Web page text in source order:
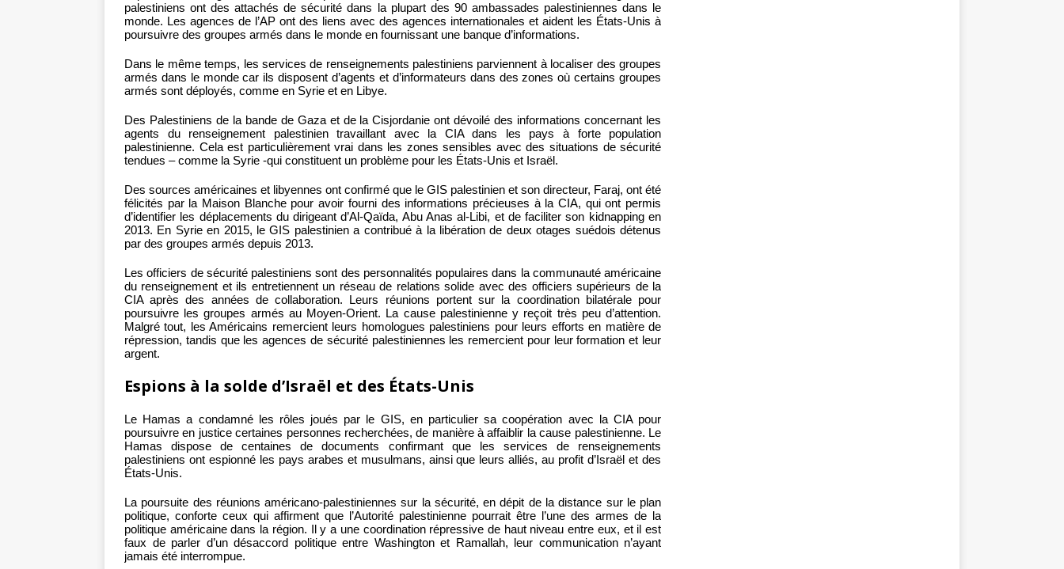
palestiniens ont des attachés de sécurité dans la plupart des 90 ambassades palestiniennes dans le
monde. Les agences de l’AP ont des liens avec des agences internationales et aident les États-Unis à
poursuivre des groupes armés dans le monde en fournissant une banque d’informations.
Dans le même temps, les services de renseignements palestiniens parviennent à localiser des groupes
armés dans le monde car ils disposent d’agents et d’informateurs dans des zones où certains groupes
armés sont déployés, comme en Syrie et en Libye.
Des Palestiniens de la bande de Gaza et de la Cisjordanie ont dévoilé des informations concernant les
agents du renseignement palestinien travaillant avec la CIA dans les pays à forte population
palestinienne. Cela est particulièrement vrai dans les zones sensibles avec des situations de sécurité
tendues – comme la Syrie -qui constituent un problème pour les États-Unis et Israël.
Des sources américaines et libyennes ont confirmé que le GIS palestinien et son directeur, Faraj, ont été
félicités par la Maison Blanche pour avoir fourni des informations précieuses à la CIA, qui ont permis
d’identifier les déplacements du dirigeant d’Al-Qaïda, Abu Anas al-Libi, et de faciliter son kidnapping en
2013. En Syrie en 2015, le GIS palestinien a contribué à la libération de deux otages suédois détenus
par des groupes armés depuis 2013.
Les officiers de sécurité palestiniens sont des personnalités populaires dans la communauté américaine
du renseignement et ils entretiennent un réseau de relations solide avec des officiers supérieurs de la
CIA après des années de collaboration. Leurs réunions portent sur la coordination bilatérale pour
poursuivre les groupes armés au Moyen-Orient. La cause palestinienne y reçoit très peu d’attention.
Malgré tout, les Américains remercient leurs homologues palestiniens pour leurs efforts en matière de
répression, tandis que les agences de sécurité palestiniennes les remercient pour leur formation et leur
argent.
Espions à la solde d’Israël et des États-Unis
Le Hamas a condamné les rôles joués par le GIS, en particulier sa coopération avec la CIA pour
poursuivre en justice certaines personnes recherchées, de manière à affaiblir la cause palestinienne. Le
Hamas dispose de centaines de documents confirmant que les services de renseignements
palestiniens ont espionné les pays arabes et musulmans, ainsi que leurs alliés, au profit d’Israël et des
États-Unis.
La poursuite des réunions américano-palestiniennes sur la sécurité, en dépit de la distance sur le plan
politique, conforte ceux qui affirment que l’Autorité palestinienne pourrait être l’une des armes de la
politique américaine dans la région. Il y a une coordination répressive de haut niveau entre eux, et il est
faux de parler d’un désaccord politique entre Washington et Ramallah, leur communication n’ayant
jamais été interrompue.